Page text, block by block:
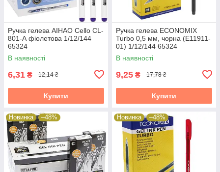
Ручка гелева АІНАО Cello CL-
801-А фіолетова 1/12/144
65324
В наявності
6,31 ₴ 12,14 ₴
Купити
Ручка гелева ECONOMIX
Turbo 0,5 мм, чорна (E11911-
01) 1/12/144 65324
В наявності
9,25 ₴ 17,78 ₴
Купити
Новинка –48% Новинка –48%